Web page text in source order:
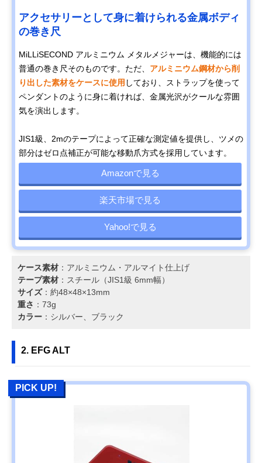
アクセサリーとして身に着けられる金属ボディ
の巻き尺
MiLLiSECOND アルミニウム メタルメジャーは、機能的には
普通の巻き尺そのものです。ただ、 アルミニウム鋼材から削
り出した素材をケースに使用 しており、ストラップを使って
ペンダントのように身に着ければ、金属光沢がクールな雰囲
気を演出します。
JIS1級、2mのテープによって正確な測定値を提供し、ツメの
部分はゼロ点補正が可能な移動爪方式を採用しています。
Amazonで見る
楽天市場で見る
Yahoo!で見る
ケース素材 ：アルミニウム・アルマイト仕上げ
テープ素材 ：スチール（JIS1級 6mm幅）
サイズ：約48×48×13mm
重さ ：73g
カラー ：シルバー、ブラック
2. EFG ALT
PICK UP!